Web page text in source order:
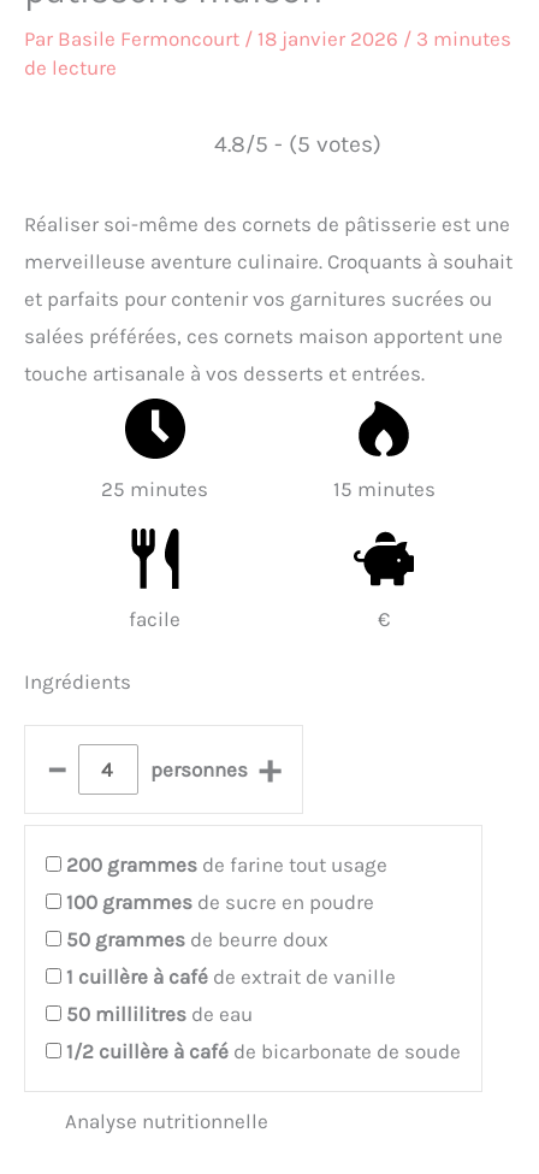
Par Basile Fermoncourt / 18 janvier 2026 / 3 minutes
de lecture
4.8/5 - (5 votes)
Réaliser soi-même des cornets de pâtisserie est une
merveilleuse aventure culinaire. Croquants à souhait
et parfaits pour contenir vos garnitures sucrées ou
salées préférées, ces cornets maison apportent une
touche artisanale à vos desserts et entrées.
25 minutes 15 minutes
facile €
Ingrédients
– personnes +
200 grammes de farine tout usage
100 grammes de sucre en poudre
50 grammes de beurre doux
1 cuillère à café de extrait de vanille
50 millilitres de eau
1/2 cuillère à café de bicarbonate de soude
Analyse nutritionnelle